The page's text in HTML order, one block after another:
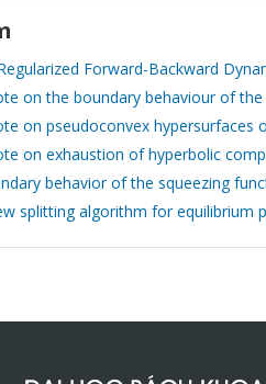
Forward-Backward
on the boundary behaviour of
on pseudoconvex hypersurfaces
on exhaustion of hyperbolic
behavior of the squeezing
splitting algorithm for equilibrium